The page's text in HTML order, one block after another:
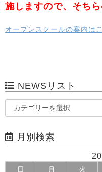
施しますので、そちら
オープンスクールの案内は
NEWSリスト
月別検索
日 月 火